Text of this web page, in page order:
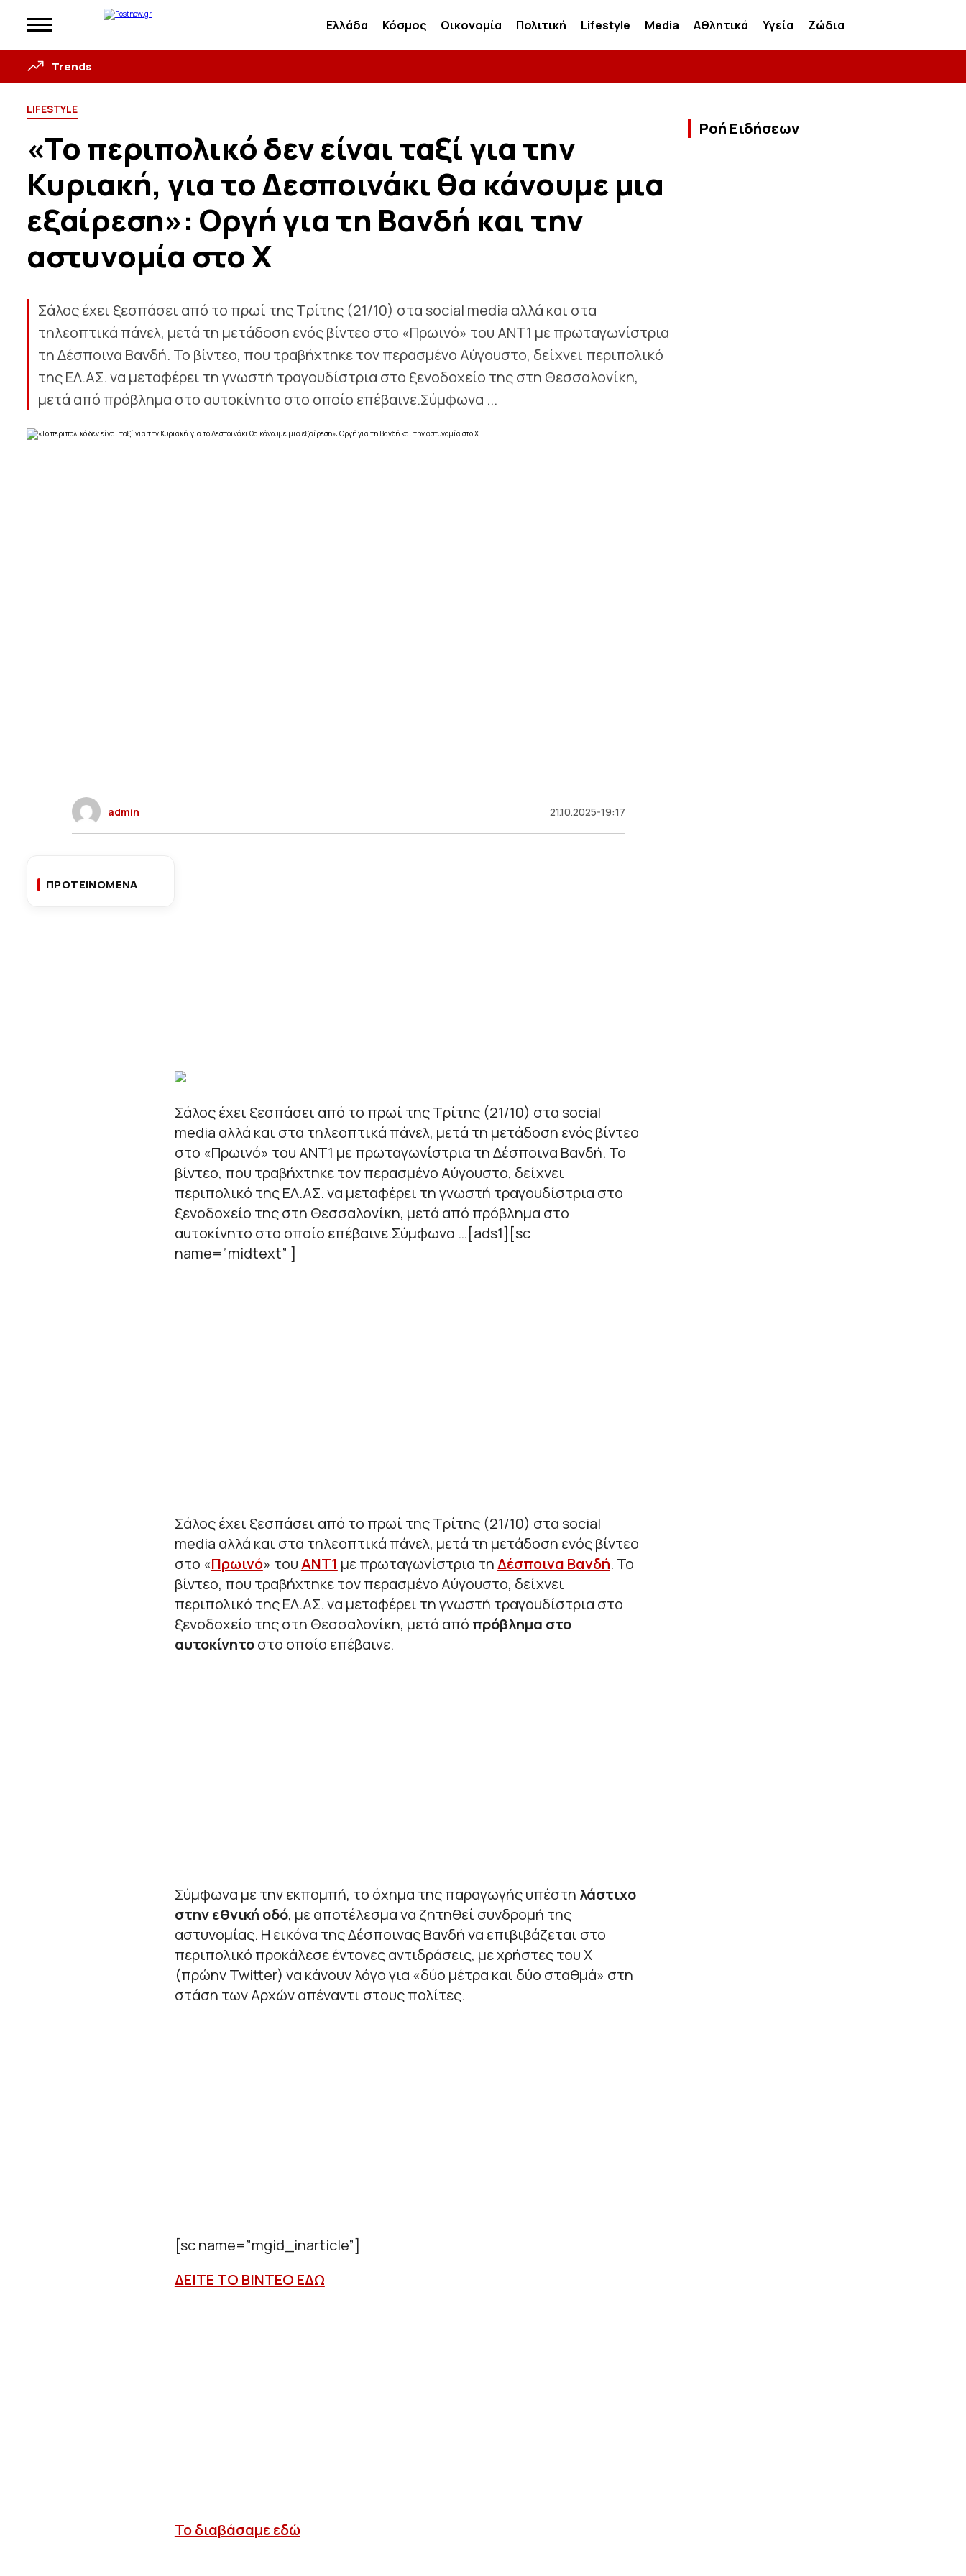
Ελλάδα Κόσμος Οικονομία Πολιτική Lifestyle Media Αθλητικά Υγεία Ζώδια
Trends
LIFESTYLE
«Το περιπολικό δεν είναι ταξί για την
Κυριακή, για το Δεσποινάκι θα κάνουμε μια
εξαίρεση»: Οργή για τη Βανδή και την
αστυνομία στο X
Σάλος έχει ξεσπάσει από το πρωί της Τρίτης (21/10) στα social media αλλά και στα
τηλεοπτικά πάνελ, μετά τη μετάδοση ενός βίντεο στο «Πρωινό» του ΑΝΤ1 με πρωταγωνίστρια
τη Δέσποινα Βανδή. Το βίντεο, που τραβήχτηκε τον περασμένο Αύγουστο, δείχνει περιπολικό
της ΕΛ.ΑΣ. να μεταφέρει τη γνωστή τραγουδίστρια στο ξενοδοχείο της στη Θεσσαλονίκη,
μετά από πρόβλημα στο αυτοκίνητο στο οποίο επέβαινε.Σύμφωνα ...
admin 21.10.2025-19:17
ΠΡΟΤΕΙΝΟΜΕΝΑ
Σάλος έχει ξεσπάσει από το πρωί της Τρίτης (21/10) στα social
media αλλά και στα τηλεοπτικά πάνελ, μετά τη μετάδοση ενός βίντεο
στο «Πρωινό» του ΑΝΤ1 με πρωταγωνίστρια τη Δέσποινα Βανδή. Το
βίντεο, που τραβήχτηκε τον περασμένο Αύγουστο, δείχνει
περιπολικό της ΕΛ.ΑΣ. να μεταφέρει τη γνωστή τραγουδίστρια στο
ξενοδοχείο της στη Θεσσαλονίκη, μετά από πρόβλημα στο
αυτοκίνητο στο οποίο επέβαινε.Σύμφωνα …[ads1][sc
name=”midtext” ]
Σάλος έχει ξεσπάσει από το πρωί της Τρίτης (21/10) στα social
media αλλά και στα τηλεοπτικά πάνελ, μετά τη μετάδοση ενός βίντεο
στο «Πρωινό» τουΑΝΤ1 με πρωταγωνίστρια τηΔέσποινα Βανδή. Το
βίντεο, που τραβήχτηκε τον περασμένο Αύγουστο, δείχνει
περιπολικό της ΕΛ.ΑΣ. να μεταφέρει τη γνωστή τραγουδίστρια στο
ξενοδοχείο της στη Θεσσαλονίκη, μετά από πρόβλημα στο
αυτοκίνητοστο οποίο επέβαινε.
Σύμφωνα με την εκπομπή, το όχημα της παραγωγής υπέστη λάστιχο
στην εθνική οδό, με αποτέλεσμα να ζητηθεί συνδρομή της
αστυνομίας. Η εικόνα της Δέσποινας Βανδή να επιβιβάζεται στο
περιπολικό προκάλεσε έντονες αντιδράσεις, με χρήστες του X
(πρώην Twitter) να κάνουν λόγο για «δύο μέτρα και δύο σταθμά» στη
στάση των Αρχών απέναντι στους πολίτες.
[sc name=”mgid_inarticle”]
ΔΕΙΤΕ ΤΟ ΒΙΝΤΕΟ ΕΔΩ
Το διαβάσαμε εδώ
Ροή Ειδήσεων